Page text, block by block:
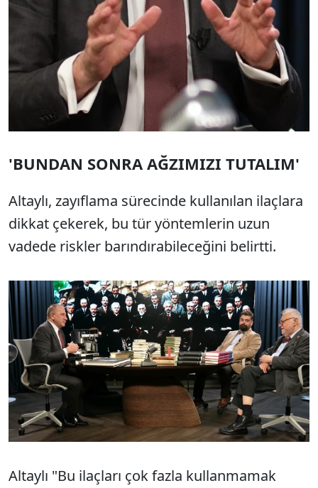
'BUNDAN SONRA AĞZIMIZI TUTALIM'
Altaylı, zayıflama sürecinde kullanılan ilaçlara
dikkat çekerek, bu tür yöntemlerin uzun
vadede riskler barındırabileceğini belirtti.
Altaylı "Bu ilaçları çok fazla kullanmamak